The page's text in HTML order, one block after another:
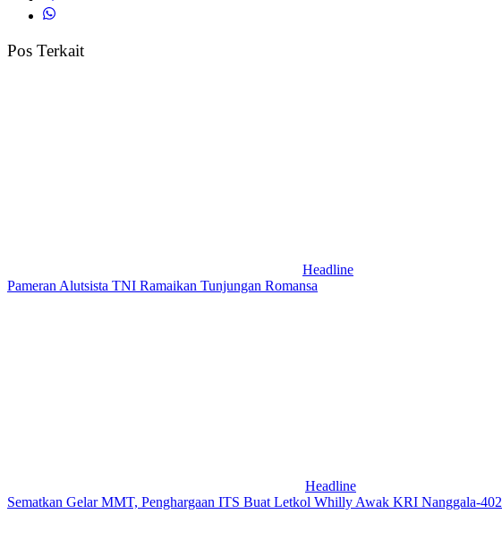
Pos Terkait
Headline
Pameran Alutsista TNI Ramaikan Tunjungan Romansa
Headline
Sematkan Gelar MMT, Penghargaan ITS Buat Letkol Whilly Awak KRI Nanggala-402